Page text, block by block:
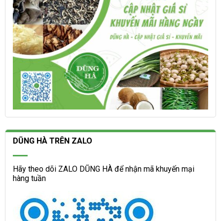
phẩm
sản
phẩm
DŨNG HÀ TRÊN ZALO
Hãy theo dõi ZALO DŨNG HÀ để nhận mã khuyến mại
hàng tuần